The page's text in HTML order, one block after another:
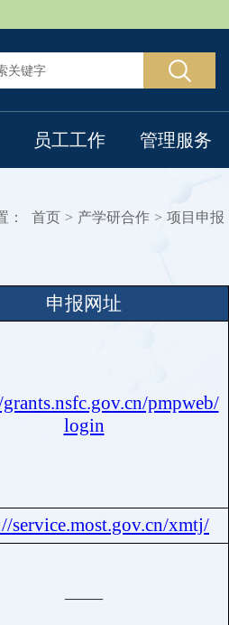
员工工作 管理服务
： 首页 > 产学研合作 > 项目申报
申报网址
pmpweb/
login
service.most.gov.cn/xmtj/
——